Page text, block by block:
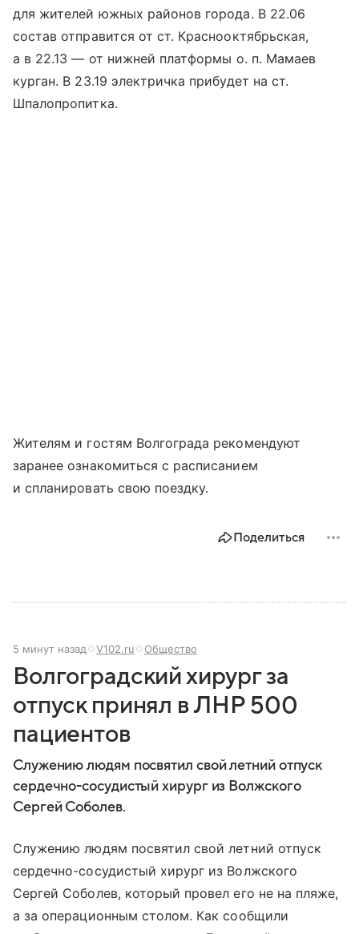
для жителей южных районов города. В 22.06
состав отправится от ст. Краснооктябрьская,
а в 22.13 — от нижней платформы о. п. Мамаев
курган. В 23.19 электричка прибудет на ст.
Шпалопропитка.
Жителям и гостям Волгограда рекомендуют
заранее ознакомиться с расписанием
и спланировать свою поездку.
Поделиться
5 минут назад V102.ru Общество
Волгоградский хирург за
отпуск принял в ЛНР 500
пациентов
Служению людям посвятил свой летний отпуск
сердечно-сосудистый хирург из Волжского
Сергей Соболев.
Служению людям посвятил свой летний отпуск
сердечно-сосудистый хирург из Волжского
Сергей Соболев, который провел его не на пляже,
а за операционным столом. Как сообщили